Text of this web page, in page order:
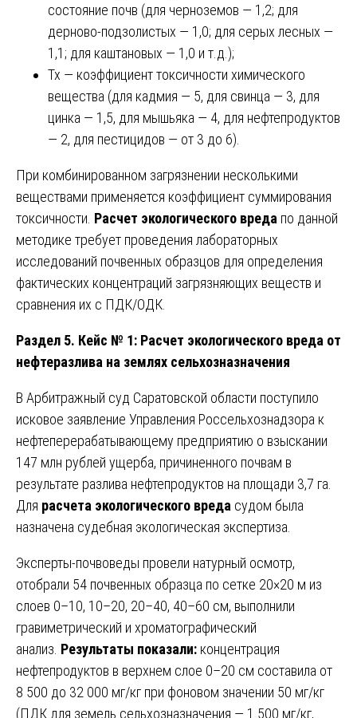
состояние почв (для черноземов — 1,2; для
дерново-подзолистых — 1,0; для серых лесных —
1,1; для каштановых — 1,0 и т.д.);
Тх — коэффициент токсичности химического
вещества (для кадмия — 5, для свинца — 3, для
цинка — 1,5, для мышьяка — 4, для нефтепродуктов
— 2, для пестицидов — от 3 до 6).
При комбинированном загрязнении несколькими
веществами применяется коэффициент суммирования
токсичности. Расчет экологического вреда по данной
методике требует проведения лабораторных
исследований почвенных образцов для определения
фактических концентраций загрязняющих веществ и
сравнения их с ПДК/ОДК.
Раздел 5. Кейс № 1: Расчет экологического вреда от
нефтеразлива на землях сельхозназначения
В Арбитражный суд Саратовской области поступило
исковое заявление Управления Россельхознадзора к
нефтеперерабатывающему предприятию о взыскании
147 млн рублей ущерба, причиненного почвам в
результате разлива нефтепродуктов на площади 3,7 га.
Для расчета экологического вреда судом была
назначена судебная экологическая экспертиза.
Эксперты-почвоведы провели натурный осмотр,
отобрали 54 почвенных образца по сетке 20×20 м из
слоев 0–10, 10–20, 20–40, 40–60 см, выполнили
гравиметрический и хроматографический
анализ. Результаты показали: концентрация
нефтепродуктов в верхнем слое 0–20 см составила от
8 500 до 32 000 мг/кг при фоновом значении 50 мг/кг
(ПДК для земель сельхозназначения — 1 500 мг/кг,